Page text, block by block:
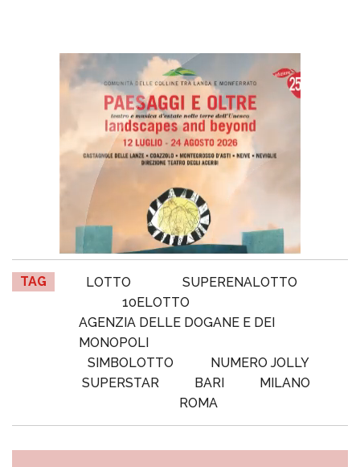
TAG LOTTO
SUPERENALOTTO
10ELOTTO
AGENZIA DELLE DOGANE E DEI
MONOPOLI
SIMBOLOTTO
NUMERO JOLLY
SUPERSTAR
BARI
MILANO
ROMA